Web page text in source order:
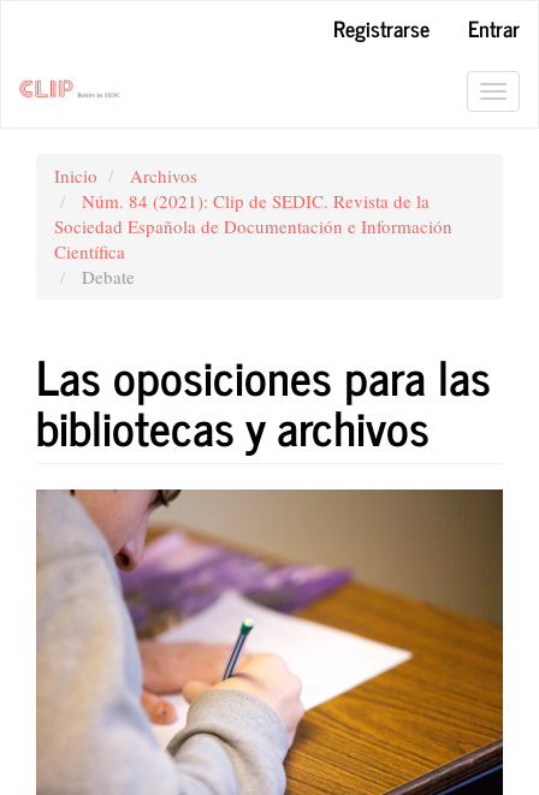
principal
Registrarse
Entrar
Inicio
Archivos
Núm. 84 (2021): Clip de SEDIC. Revista de la
Sociedad Española de Documentación e Información
Científica
Debate
Las oposiciones para las
bibliotecas y archivos
Barra
lateral
del
artículo